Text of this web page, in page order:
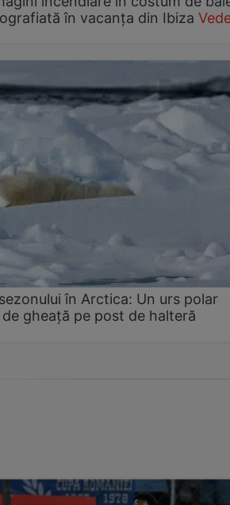
în vacanța din Ibiza
în Arctica: Un urs polar
gheață pe post de halteră